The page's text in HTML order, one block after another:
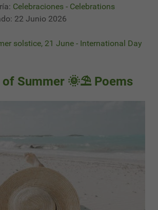
Celebraciones - Celebrations
22 Junio 2026
solstice, 21 June - International Day
of Summer 🌞⛱ Poems